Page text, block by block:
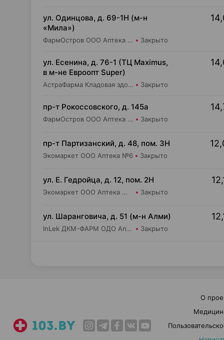
ул. Одинцова, д. 69-1Н (м-н
«Мила»)
ФармОстров ООО Аптека №16 на Одинцова Закрыто
ул. Есенина, д. 76-1 (ТЦ Maximus,
в м-не Евроопт Super)
АстраФарма Кладовая здоровья ООО Аптека №9 Закрыто
пр-т Рокоссовского, д. 145а
ФармОстров ООО Аптека №9 на Рокоссовского Закрыто
пр-т Партизанский, д. 48, пом. 3Н
Экомаркет ООО Аптека №6 Закрыто
ул. Е. Гедройца, д. 12, пом. 2Н
Экомаркет ООО Аптека №1 второй категории Закрыто
ул. Шаранговича, д. 51 (м-н Алми)
InLek ДКМ-ФАРМ ОДО Аптека №44 Закрыто
О